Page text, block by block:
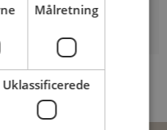
Kryds 2-vejs, Ø27
kr.58,00
Målretning
Uklassificerede